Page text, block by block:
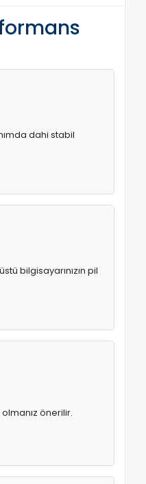
dahi stabil
bilgisayarınızın pil
önerilir.